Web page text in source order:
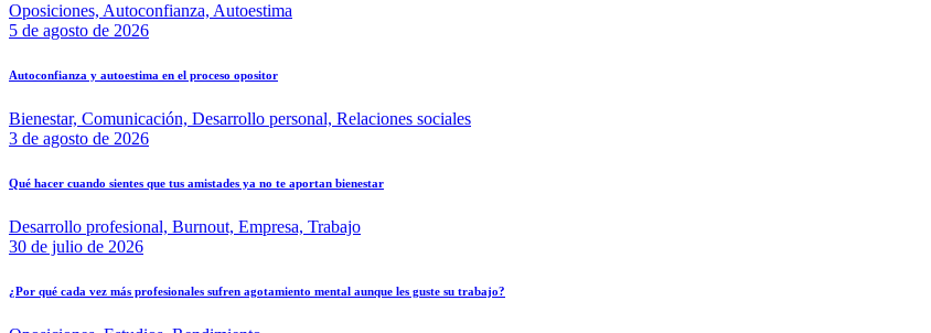
Oposiciones, Autoconfianza, Autoestima
5 de agosto de 2026
Autoconfianza y autoestima en el proceso opositor
Bienestar, Comunicación, Desarrollo personal, Relaciones sociales
3 de agosto de 2026
Qué hacer cuando sientes que tus amistades ya no te aportan bienestar
Desarrollo profesional, Burnout, Empresa, Trabajo
30 de julio de 2026
¿Por qué cada vez más profesionales sufren agotamiento mental aunque les guste su trabajo?